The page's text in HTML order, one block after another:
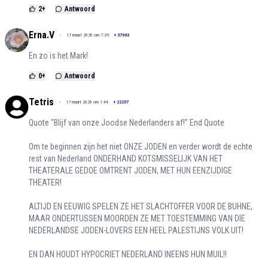
2+ Antwoord
Erna.V 17 maart 2026 om 7:39 + 37063
En zo is het Mark!
0+ Antwoord
Tetris 17 maart 2026 om 1:44 + 22257
Quote "Blijf van onze Joodse Nederlanders af!" End Quote
Om te beginnen zijn het niet ONZE JODEN en verder wordt de echte
rest van Nederland ONDERHAND KOTSMISSELIJK VAN HET
THEATERALE GEDOE OMTRENT JODEN, MET HUN EENZIJDIGE
THEATER!
ALTIJD EN EEUWIG SPELEN ZE HET SLACHTOFFER VOOR DE BUHNE,
MAAR ONDERTUSSEN MOORDEN ZE MET TOESTEMMING VAN DIE
NEDERLANDSE JODEN-LOVERS EEN HEEL PALESTIJNS VOLK UIT!
EN DAN HOUDT HYPOCRIET NEDERLAND INEENS HUN MUIL!!